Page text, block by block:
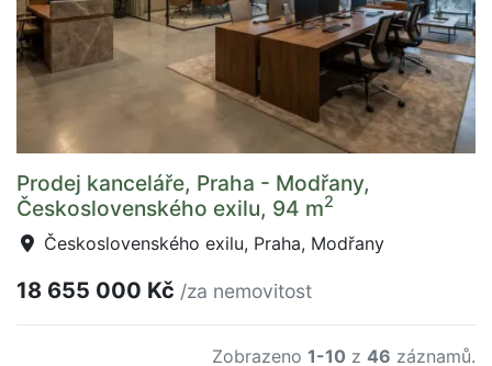
Prodej kanceláře, Praha - Modřany,
Československého exilu, 94 m2
Československého exilu, Praha, Modřany
18 655 000 Kč /za nemovitost
Zobrazeno 1-10 z 46 záznamů.